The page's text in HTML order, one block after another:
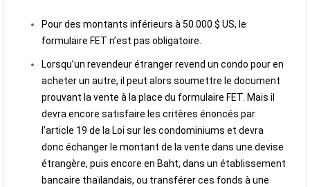
Pour des montants inférieurs à 50 000 $ US, le
formulaire FET n’est pas obligatoire.
Lorsqu’un revendeur étranger revend un condo pour en
acheter un autre, il peut alors soumettre le document
prouvant la vente à la place du formulaire FET. Mais il
devra encore satisfaire les critères énoncés par
l’article 19 de la Loi sur les condominiums et devra
donc échanger le montant de la vente dans une devise
étrangère, puis encore en Baht, dans un établissement
bancaire thaïlandais, ou transférer ces fonds à une